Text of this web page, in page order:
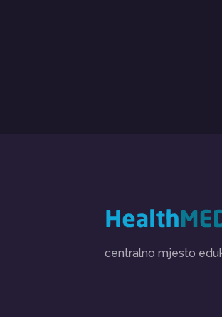
centralno mjesto